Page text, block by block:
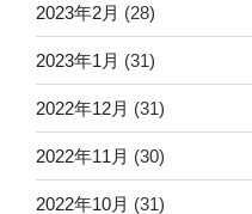
2023年2月 (28)
2023年1月 (31)
2022年12月 (31)
2022年11月 (30)
2022年10月 (31)